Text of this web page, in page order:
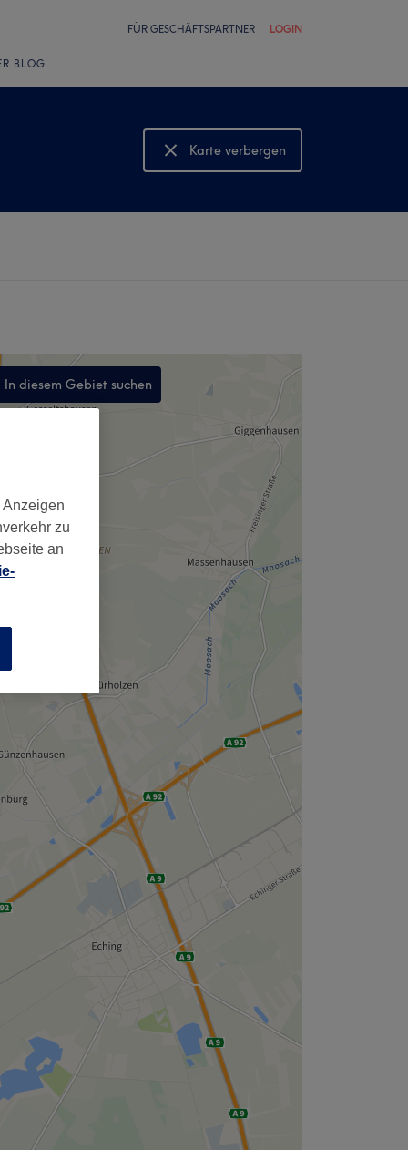
FÜR GESCHÄFTSPARTNER LOGIN
BLOG
Karte verbergen
Karte anzeigen
In diesem Gebiet suchen
,
zu
an